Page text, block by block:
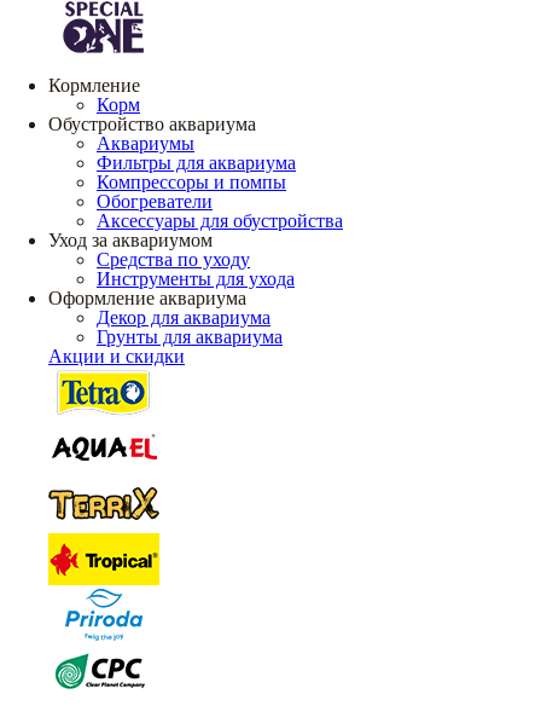
Кормление
Корм
Обустройство аквариума
Аквариумы
Фильтры для аквариума
Компрессоры и помпы
Обогреватели
Аксессуары для обустройства
Уход за аквариумом
Средства по уходу
Инструменты для ухода
Оформление аквариума
Декор для аквариума
Грунты для аквариума
Акции и скидки